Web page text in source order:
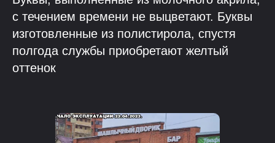
с течением времени не выцветают. Буквы
изготовленные из полистирола, спустя
полгода службы приобретают желтый
оттенок